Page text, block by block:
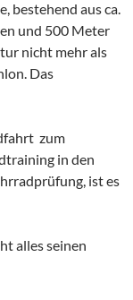
bestehend aus ca.
und 500 Meter
nicht mehr als
Das
zum
in den
ist es
alles seinen